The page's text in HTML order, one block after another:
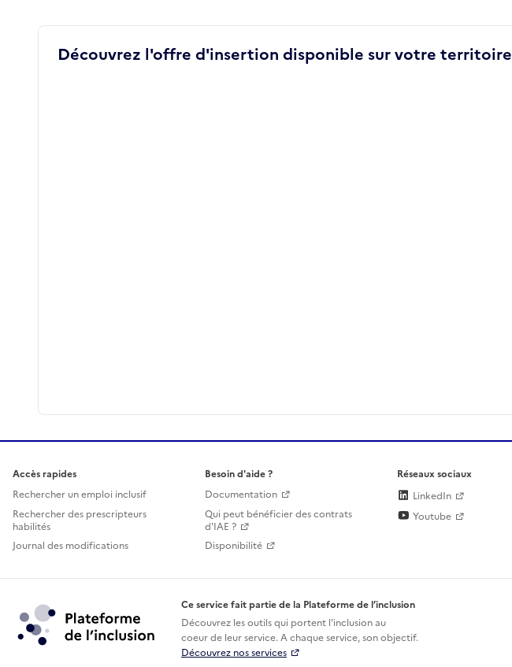
Découvrez l'offre d'insertion disponible sur votre territoire
Accès rapides
Rechercher un emploi inclusif
Rechercher des prescripteurs
habilités
Journal des modifications
Besoin d'aide ?
Documentation
Qui peut bénéficier des contrats
d'IAE ?
Disponibilité
Réseaux sociaux
LinkedIn
Youtube
Ce service fait partie de la Plateforme de l’inclusion
Découvrez les outils qui portent l'inclusion au
coeur de leur service. A chaque service, son objectif.
Découvrez nos services